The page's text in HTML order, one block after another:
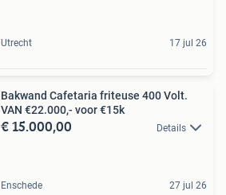
Utrecht 17 jul 26
Bakwand Cafetaria friteuse 400 Volt.
VAN €22.000,- voor €15k
€ 15.000,00 Details
Enschede 27 jul 26